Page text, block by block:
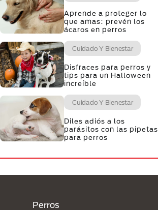
Aprende a proteger lo
que amas: prevén los
ácaros en perros
Cuidado Y Bienestar
Disfraces para perros y
tips para un Halloween
increíble
Cuidado Y Bienestar
Diles adiós a los
parásitos con las pipetas
para perros
Perros